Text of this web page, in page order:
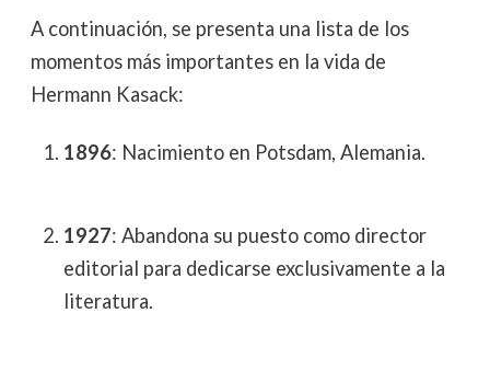
A continuación, se presenta una lista de los
momentos más importantes en la vida de
Hermann Kasack:
1896: Nacimiento en Potsdam, Alemania.
1927: Abandona su puesto como director
editorial para dedicarse exclusivamente a la
literatura.